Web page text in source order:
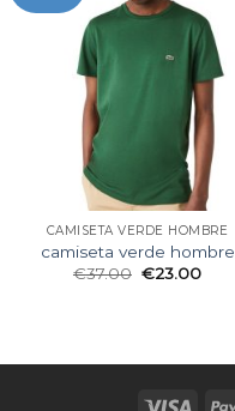
CAMISETA VERDE HOMBRE
camiseta verde hombre
€37.00 €23.00